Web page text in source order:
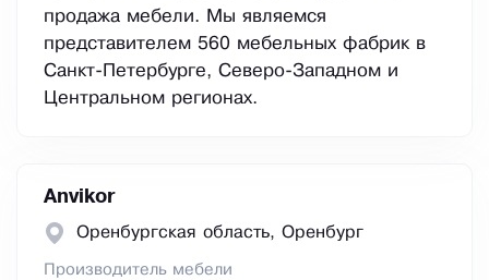
продажа мебели. Мы являемся
представителем 560 мебельных фабрик в
Санкт-Петербурге, Северо-Западном и
Центральном регионах.
Anvikor
Оренбургская область, Оренбург
Производитель мебели